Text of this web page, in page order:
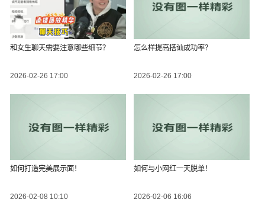
和女生聊天需要注意哪些细节？
2026-02-26 17:00
怎么样提高搭讪成功率？
2026-02-26 17:00
如何打造完美展示面！
2026-02-08 10:10
如何与小网红一天脱单！
2026-02-06 16:06